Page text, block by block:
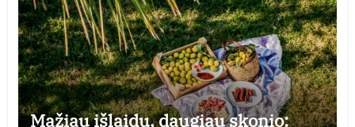
Mažiau išlaidų, daugiau skonio: